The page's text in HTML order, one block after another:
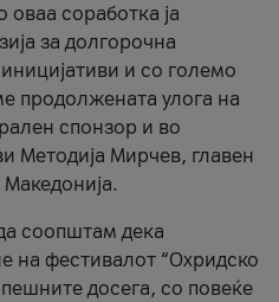
соработка ја
за долгорочна
и со големо
продолжената улога на
спонзор и во
Методија Мирчев, главен
соопштам дека
на фестивалот “Охридско
досега, со повеќе